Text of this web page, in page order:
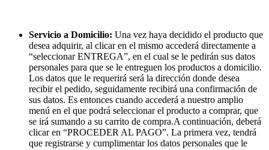
Servicio a Domicilio: Una vez haya decidido el producto que
desea adquirir, al clicar en el mismo accederá directamente a
“seleccionar ENTREGA”, en el cual se le pedirán sus datos
personales para que se le entreguen los productos a domicilio.
Los datos que le requerirá será la dirección donde desea
recibir el pedido, seguidamente recibirá una confirmación de
sus datos. Es entonces cuando accederá a nuestro amplio
menú en el que podrá seleccionar el producto a comprar, que
se irá sumando a su carrito de compra.A continuación, deberá
clicar en “PROCEDER AL PAGO”. La primera vez, tendrá
que registrarse y cumplimentar los datos personales que le